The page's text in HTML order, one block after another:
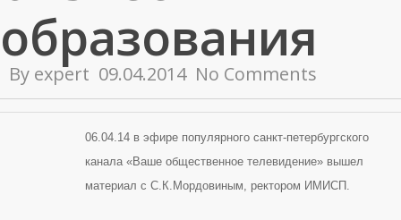
образования
By expert 09.04.2014 No Comments
06.04.14 в эфире популярного санкт-петербургского
канала «Ваше общественное телевидение» вышел
материал с С.К.Мордовиным, ректором ИМИСП.